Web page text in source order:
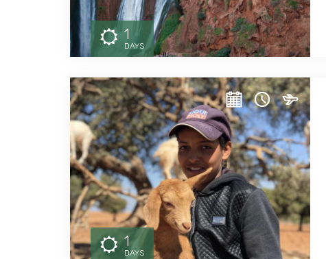
1
DAYS
1
DAYS